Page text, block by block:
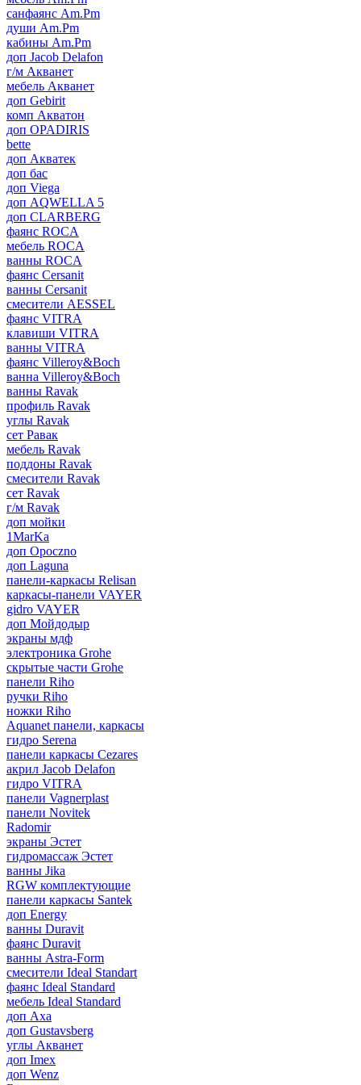
санфаянс Am.Pm
души Am.Pm
кабины Am.Pm
доп Jacob Delafon
г/м Акванет
мебель Акванет
доп Gebirit
комп Акватон
доп OPADIRIS
bette
доп Акватек
доп бас
доп Viega
доп AQWELLA 5
доп CLARBERG
фаянс ROCA
мебель ROCA
ванны ROCA
фаянс Cersanit
ванны Cersanit
смесители AESSEL
фаянс VITRA
клавиши VITRA
ванны VITRA
фаянс Villeroy&Boch
ванна Villeroy&Boch
ванны Ravak
профиль Ravak
углы Ravak
сет Равак
мебель Ravak
поддоны Ravak
смесители Ravak
сет Ravak
г/м Ravak
доп мойки
1MarKa
доп Opoczno
доп Laguna
панели-каркасы Relisan
каркасы-панели VAYER
gidro VAYER
доп Мойдодыр
экраны мдф
электроника Grohe
скрытые части Grohe
панели Riho
ручки Riho
ножки Riho
Aquanet панели, каркасы
гидро Serena
панели каркасы Cezares
акрил Jacob Delafon
гидро VITRA
панели Vagnerplast
панели Novitek
Radomir
экраны Эстет
гидромассаж Эстет
ванны Jika
RGW комплектующие
панели каркасы Santek
доп Energy
ванны Duravit
фаянс Duravit
ванны Astra-Form
смесители Ideal Standart
фаянс Ideal Standard
мебель Ideal Standard
доп Axa
доп Gustavsberg
углы Акванет
доп Imex
доп Wenz